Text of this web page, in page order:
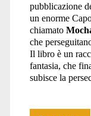
pubblicazione
un enorme
chiamato
che
Il libro è un
fantasia, che
subisce la